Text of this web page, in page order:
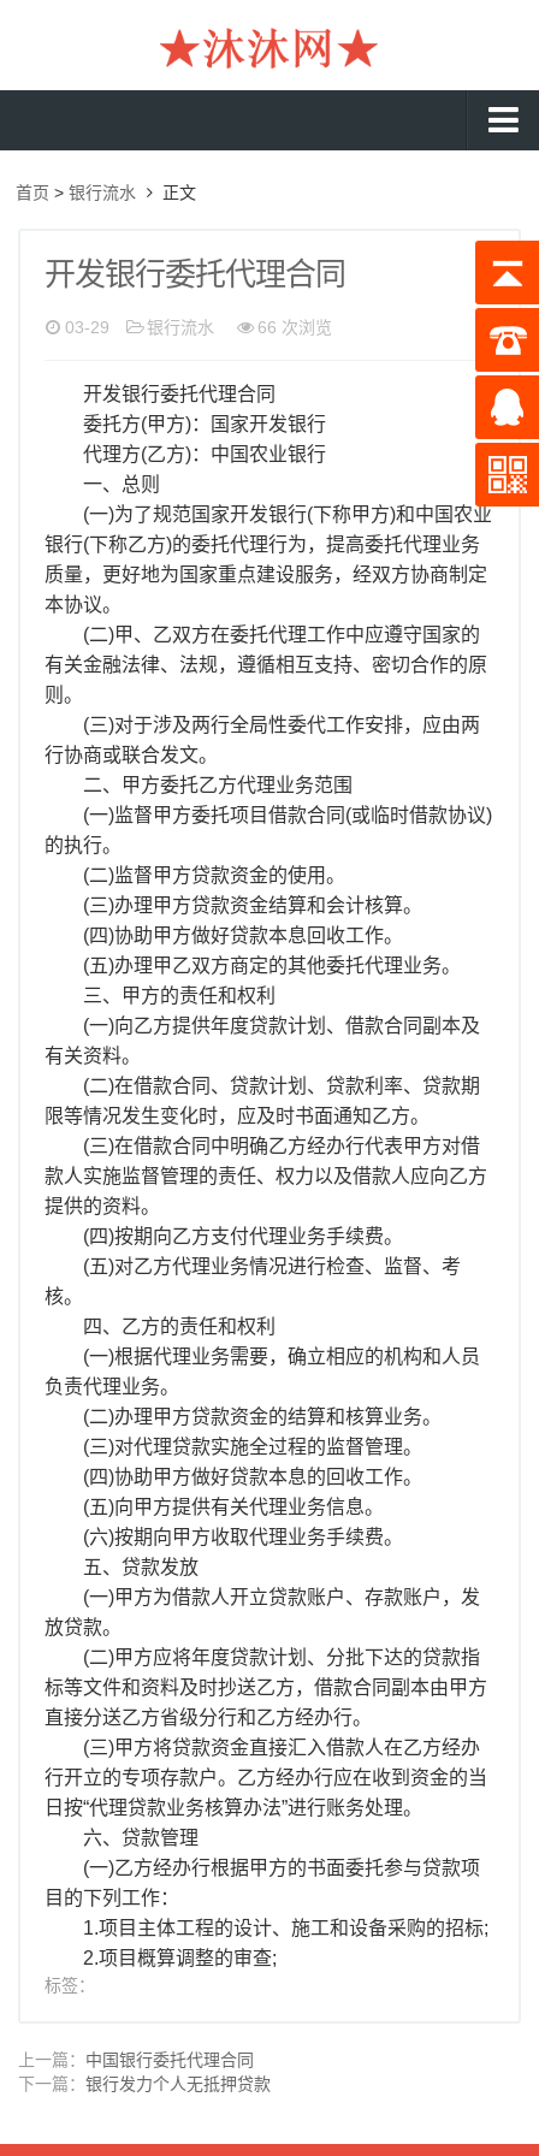
工资流水
收入证明
存款证明
在职证明
离职证明
首页 >银行流水 正文
开发银行委托代理合同
03-29 银行流水 66 次浏览
开发银行委托代理合同
委托方(甲方)：国家开发银行
代理方(乙方)：中国农业银行
一、总则
(一)为了规范国家开发银行(下称甲方)和中国农业
银行(下称乙方)的委托代理行为，提高委托代理业务
质量，更好地为国家重点建设服务，经双方协商制定
本协议。
(二)甲、乙双方在委托代理工作中应遵守国家的
有关金融法律、法规，遵循相互支持、密切合作的原
则。
(三)对于涉及两行全局性委代工作安排，应由两
行协商或联合发文。
二、甲方委托乙方代理业务范围
(一)监督甲方委托项目借款合同(或临时借款协议)
的执行。
(二)监督甲方贷款资金的使用。
(三)办理甲方贷款资金结算和会计核算。
(四)协助甲方做好贷款本息回收工作。
(五)办理甲乙双方商定的其他委托代理业务。
三、甲方的责任和权利
(一)向乙方提供年度贷款计划、借款合同副本及
有关资料。
(二)在借款合同、贷款计划、贷款利率、贷款期
限等情况发生变化时，应及时书面通知乙方。
(三)在借款合同中明确乙方经办行代表甲方对借
款人实施监督管理的责任、权力以及借款人应向乙方
提供的资料。
(四)按期向乙方支付代理业务手续费。
(五)对乙方代理业务情况进行检查、监督、考
核。
四、乙方的责任和权利
(一)根据代理业务需要，确立相应的机构和人员
负责代理业务。
(二)办理甲方贷款资金的结算和核算业务。
(三)对代理贷款实施全过程的监督管理。
(四)协助甲方做好贷款本息的回收工作。
(五)向甲方提供有关代理业务信息。
(六)按期向甲方收取代理业务手续费。
五、贷款发放
(一)甲方为借款人开立贷款账户、存款账户，发
放贷款。
(二)甲方应将年度贷款计划、分批下达的贷款指
标等文件和资料及时抄送乙方，借款合同副本由甲方
直接分送乙方省级分行和乙方经办行。
(三)甲方将贷款资金直接汇入借款人在乙方经办
行开立的专项存款户。乙方经办行应在收到资金的当
日按“代理贷款业务核算办法”进行账务处理。
六、贷款管理
(一)乙方经办行根据甲方的书面委托参与贷款项
目的下列工作：
1.项目主体工程的设计、施工和设备采购的招标;
2.项目概算调整的审查;
标签：
上一篇： 中国银行委托代理合同
下一篇：银行发力个人无抵押贷款